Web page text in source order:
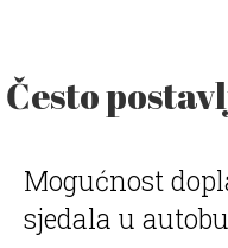
Često
Mogućnost
sjedala u